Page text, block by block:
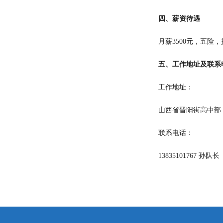
四、薪资待遇
月薪3500元，五险
五、工作地址及联系
工作地址：
山西省晋阳街高中部
联系电话：
13835101767 孙队长